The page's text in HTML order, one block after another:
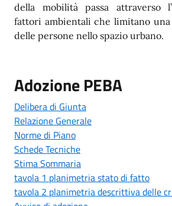
della mobilità passa attraverso
fattori ambientali che limitano
delle persone nello spazio urbano.
Adozione PEBA
Delibera di Giunta
Relazione Generale
Norme di Piano
Schede Tecniche
Stima Sommaria
tavola 1 planimetria stato di fatto
tavola 2 planimetria descrittiva delle